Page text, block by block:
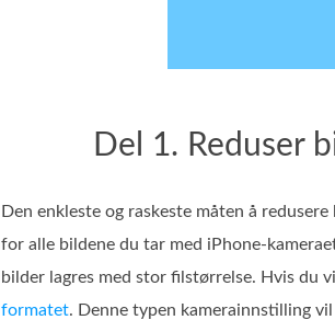
Del 1. Reduser
Den enkleste og raskeste måten å
for alle bildene du tar med iPhone-
bilder lagres med stor filstørrelse. Hvis du
formatet. Denne typen kamerainnstilling